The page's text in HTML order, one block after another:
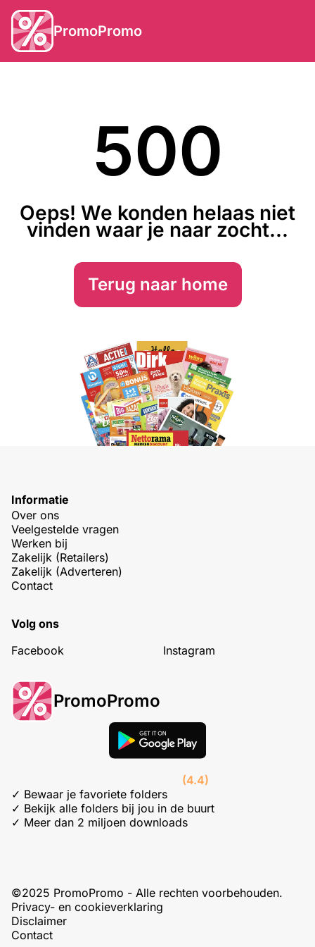
PromoPromo
500
Oeps! We konden helaas niet
vinden waar je naar zocht...
Terug naar home
Informatie
Over ons
Veelgestelde vragen
Werken bij
Zakelijk (Retailers)
Zakelijk (Adverteren)
Contact
Volg ons
Facebook
Instagram
PromoPromo
(4.4)
✓ Bewaar je favoriete folders
✓ Bekijk alle folders bij jou in de buurt
✓ Meer dan 2 miljoen downloads
©2025 PromoPromo - Alle rechten voorbehouden.
Privacy- en cookieverklaring
Disclaimer
Contact